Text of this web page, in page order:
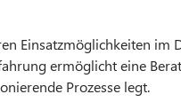
Einsatzmöglichkeiten im
ermöglicht eine
Prozesse legt.